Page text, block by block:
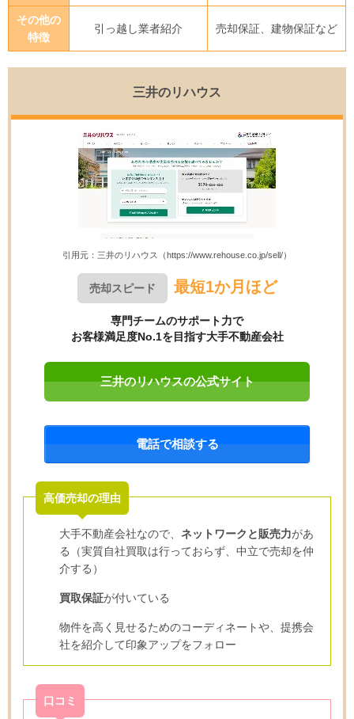
その他の
特徴
引っ越し業者紹介 売却保証、建物保証など
三井のリハウス
引用元：三井のリハウス（https://www.rehouse.co.jp/sell/）
売却スピード 最短1か月ほど
専門チームのサポート力で
お客様満足度No.1を目指す大手不動産会社
三井のリハウスの公式サイト
電話で相談する
高価売却の理由
大手不動産会社なので、 ネットワークと販売力があ
る（実質自社買取は行っておらず、中立で売却を仲
介する）
買取保証が付いている
物件を高く見せるためのコーディネートや、提携会
社を紹介して印象アップをフォロー
口コミ